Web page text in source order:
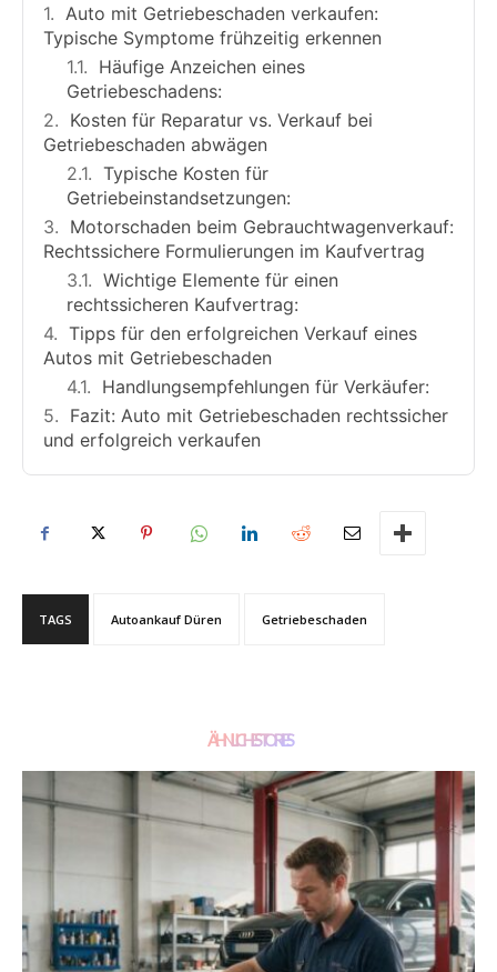
Auto mit Getriebeschaden verkaufen:
Typische Symptome frühzeitig erkennen
Häufige Anzeichen eines
Getriebeschadens:
Kosten für Reparatur vs. Verkauf bei
Getriebeschaden abwägen
Typische Kosten für
Getriebeinstandsetzungen:
Motorschaden beim Gebrauchtwagenverkauf:
Rechtssichere Formulierungen im Kaufvertrag
Wichtige Elemente für einen
rechtssicheren Kaufvertrag:
Tipps für den erfolgreichen Verkauf eines
Autos mit Getriebeschaden
Handlungsempfehlungen für Verkäufer:
Fazit: Auto mit Getriebeschaden rechtssicher
und erfolgreich verkaufen
TAGS Autoankauf Düren Getriebeschaden
ÄHNLICHE STORIES